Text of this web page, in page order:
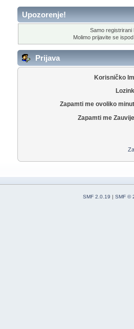
Upozorenje!
Samo registrirani
Molimo prijavite se
Prijava
Korisničko
Zapamti me ovoliko
Zapamti me
SMF 2.0.19 | SMF ©